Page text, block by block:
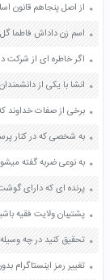
اسم زن داداش فاطما گل
به شخصی که در کنار
به نوعی ضربه گفته
پرنده ای که دارای
تغییر رمز اینستاگرام